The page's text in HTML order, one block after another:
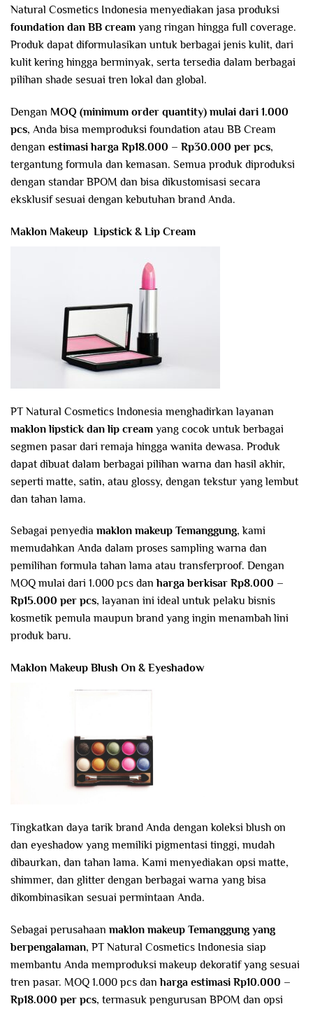
Natural Cosmetics Indonesia menyediakan jasa produksi
foundation dan BB cream yang ringan hingga full coverage.
Produk dapat diformulasikan untuk berbagai jenis kulit, dari
kulit kering hingga berminyak, serta tersedia dalam berbagai
pilihan shade sesuai tren lokal dan global.
Dengan MOQ (minimum order quantity) mulai dari 1.000
pcs, Anda bisa memproduksi foundation atau BB Cream
dengan estimasi harga Rp18.000 – Rp30.000 per pcs,
tergantung formula dan kemasan. Semua produk diproduksi
dengan standar BPOM dan bisa dikustomisasi secara
eksklusif sesuai dengan kebutuhan brand Anda.
Maklon Makeup Lipstick & Lip Cream
PT Natural Cosmetics Indonesia menghadirkan layanan
maklon lipstick dan lip cream yang cocok untuk berbagai
segmen pasar dari remaja hingga wanita dewasa. Produk
dapat dibuat dalam berbagai pilihan warna dan hasil akhir,
seperti matte, satin, atau glossy, dengan tekstur yang lembut
dan tahan lama.
Sebagai penyedia maklon makeup Temanggung, kami
memudahkan Anda dalam proses sampling warna dan
pemilihan formula tahan lama atau transferproof. Dengan
MOQ mulai dari 1.000 pcs danharga berkisar Rp8.000 –
Rp15.000 per pcs, layanan ini ideal untuk pelaku bisnis
kosmetik pemula maupun brand yang ingin menambah lini
produk baru.
Maklon Makeup Blush On & Eyeshadow
Tingkatkan daya tarik brand Anda dengan koleksi blush on
dan eyeshadow yang memiliki pigmentasi tinggi, mudah
dibaurkan, dan tahan lama. Kami menyediakan opsi matte,
shimmer, dan glitter dengan berbagai warna yang bisa
dikombinasikan sesuai permintaan Anda.
Sebagai perusahaan maklon makeup Temanggung yang
berpengalaman, PT Natural Cosmetics Indonesia siap
membantu Anda memproduksi makeup dekoratif yang sesuai
tren pasar. MOQ 1.000 pcs danharga estimasi Rp10.000 –
Rp18.000 per pcs, termasuk pengurusan BPOM dan opsi